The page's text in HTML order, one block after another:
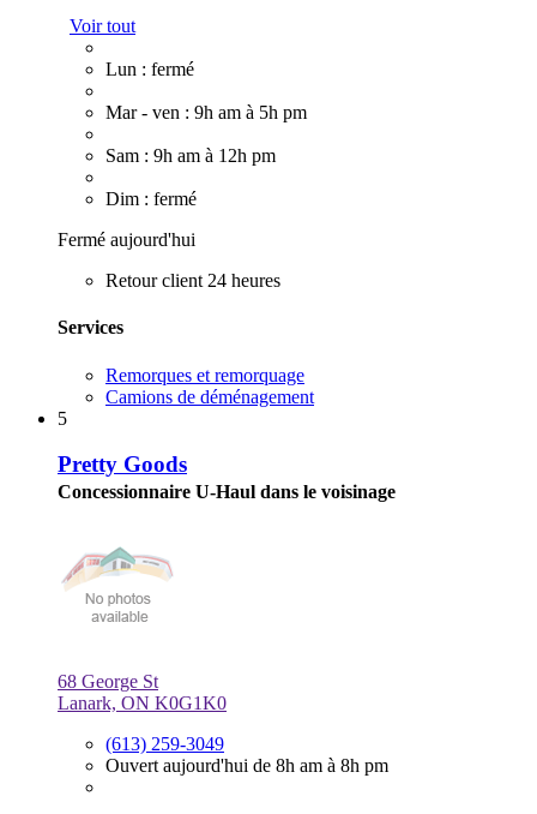
Voir tout
Lun : fermé
Mar - ven : 9h am à 5h pm
Sam : 9h am à 12h pm
Dim : fermé
Fermé aujourd'hui
Retour client 24 heures
Services
Remorques et remorquage
Camions de déménagement
5
Pretty Goods
Concessionnaire U-Haul dans le voisinage
68 George St
Lanark, ON K0G1K0
(613) 259-3049
Ouvert aujourd'hui de 8h am à 8h pm